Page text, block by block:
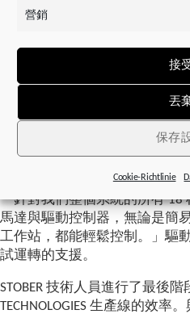
營銷
接
丟
保存
Cookie-Richtlinie
TECHNOLOGIES 切割系統要控
備的中央電源模組 PS6。在額
下，該高動態驅動控制器系列
PROFINET，現有的西門子 PLC
來自 RAVNI 的
來自 RAVNI 的 Romain
「針對我們整個系統的所有 18
馬達與驅動控制器，無論是簡
工作站，都能輕鬆控制。」驅
試運轉的支援。
STOBER 技術人員進行了最後
TECHNOLOGIES 生產線的效率